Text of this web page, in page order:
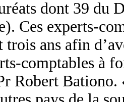
dont 39 du
Ces experts-
ans afin
comptables à
Robert